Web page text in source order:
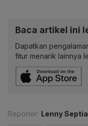
Baca artikel ini
Dapatkan
fitur menarik lainnya
Reporter: Lenny